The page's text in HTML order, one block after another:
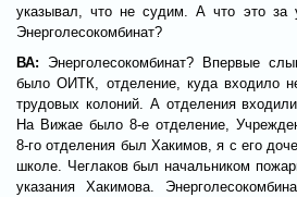
указывал, что не судим. А что это за
Энерголесокомбинат?
ВА: Энерголесокомбинат? Впервые
было ОИТК, отделение, куда входило
трудовых колоний. А отделения
На Вижае было 8-е отделение,
8-го отделения был Хакимов, я с его
школе. Чеглаков был начальником
указания Хакимова.